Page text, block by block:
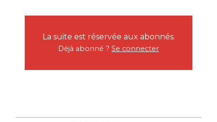
La suite est réservée aux abonnés.
Déjà abonné ? Se connecter